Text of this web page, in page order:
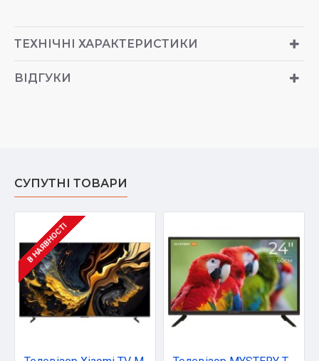
ТЕХНІЧНІ ХАРАКТЕРИСТИКИ
ВІДГУКИ
СУПУТНІ ТОВАРИ
В НАЯВНОСТІ